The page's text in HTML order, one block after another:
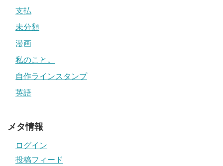
支払
未分類
漫画
私のこと。
自作ラインスタンプ
英語
メタ情報
ログイン
投稿フィード